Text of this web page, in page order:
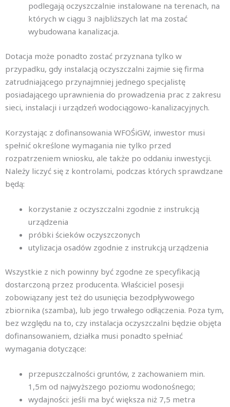
podlegają oczyszczalnie instalowane na terenach, na
których w ciągu 3 najbliższych lat ma zostać
wybudowana kanalizacja.
Dotacja może ponadto zostać przyznana tylko w
przypadku, gdy instalacją oczyszczalni zajmie się firma
zatrudniającego przynajmniej jednego specjalistę
posiadającego uprawnienia do prowadzenia prac z zakresu
sieci, instalacji i urządzeń wodociągowo-kanalizacyjnych.
Korzystając z dofinansowania WFOŚiGW, inwestor musi
spełnić określone wymagania nie tylko przed
rozpatrzeniem wniosku, ale także po oddaniu inwestycji.
Należy liczyć się z kontrolami, podczas których sprawdzane
będą:
korzystanie z oczyszczalni zgodnie z instrukcją
urządzenia
próbki ścieków oczyszczonych
utylizacja osadów zgodnie z instrukcją urządzenia
Wszystkie z nich powinny być zgodne ze specyfikacją
dostarczoną przez producenta. Właściciel posesji
zobowiązany jest też do usunięcia bezodpływowego
zbiornika (szamba), lub jego trwałego odłączenia. Poza tym,
bez względu na to, czy instalacja oczyszczalni będzie objęta
dofinansowaniem, działka musi ponadto spełniać
wymagania dotyczące:
przepuszczalności gruntów, z zachowaniem min.
1,5m od najwyższego poziomu wodonośnego;
wydajności: jeśli ma być większa niż 7,5 metra